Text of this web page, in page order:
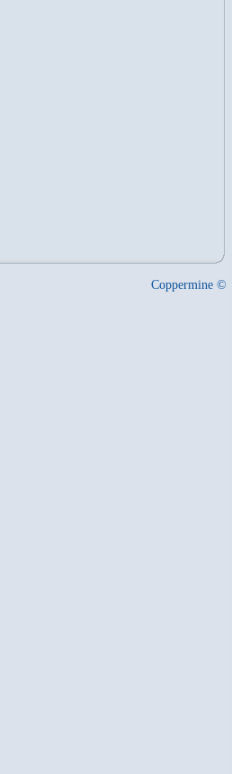
Coppermine ©